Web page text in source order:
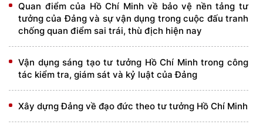
Quan điểm của Hồ Chí Minh về bảo vệ nền tảng tư
tưởng của Đảng và sự vận dụng trong cuộc đấu tranh
chống quan điểm sai trái, thù địch hiện nay
Vận dụng sáng tạo tư tưởng Hồ Chí Minh trong công
tác kiểm tra, giám sát và kỷ luật của Đảng
Xây dựng Đảng về đạo đức theo tư tưởng Hồ Chí Minh